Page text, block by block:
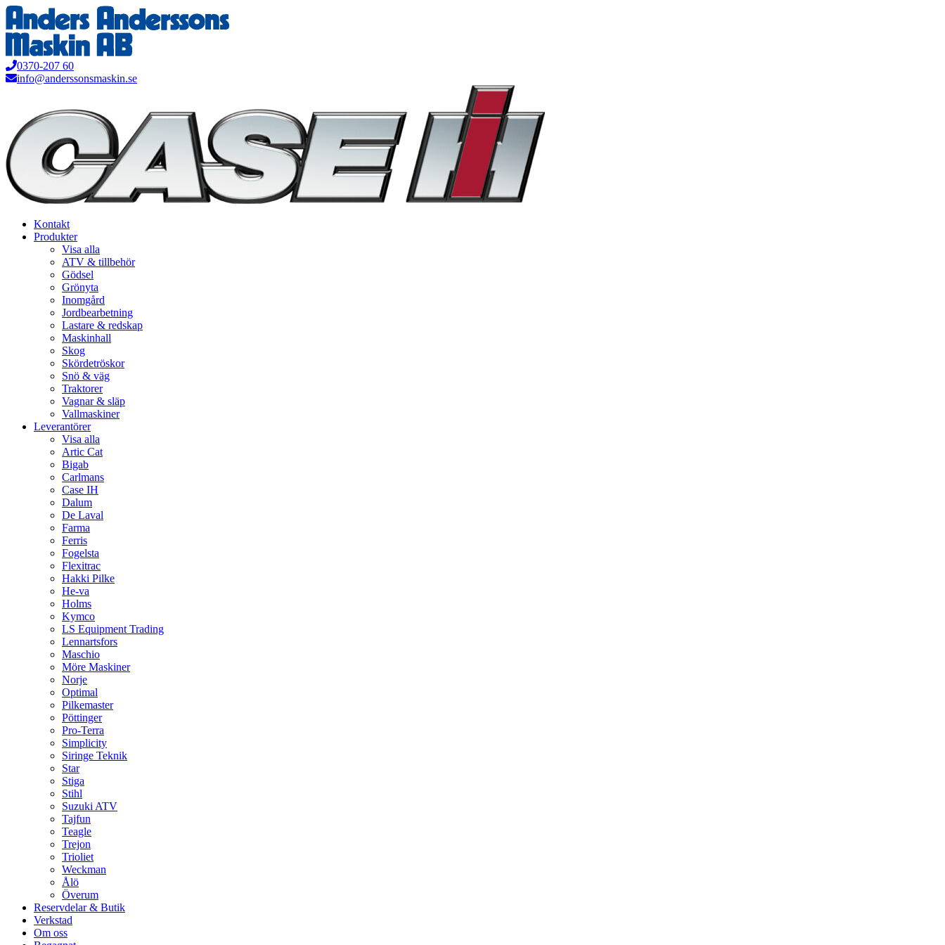
Hoppa
till
innehåll
0370-207 60
info@anderssonsmaskin.se
Kontakt
Produkter
Visa alla
ATV & tillbehör
Gödsel
Grönyta
Inomgård
Jordbearbetning
Lastare & redskap
Maskinhall
Skog
Skördetröskor
Snö & väg
Traktorer
Vagnar & släp
Vallmaskiner
Leverantörer
Visa alla
Artic Cat
Bigab
Carlmans
Case IH
Dalum
De Laval
Farma
Ferris
Fogelsta
Flexitrac
Hakki Pilke
He-va
Holms
Kymco
LS Equipment Trading
Lennartsfors
Maschio
Möre Maskiner
Norje
Optimal
Pilkemaster
Pöttinger
Pro-Terra
Simplicity
Siringe Teknik
Star
Stiga
Stihl
Suzuki ATV
Tajfun
Teagle
Trejon
Trioliet
Weckman
Ålö
Överum
Reservdelar & Butik
Verkstad
Om oss